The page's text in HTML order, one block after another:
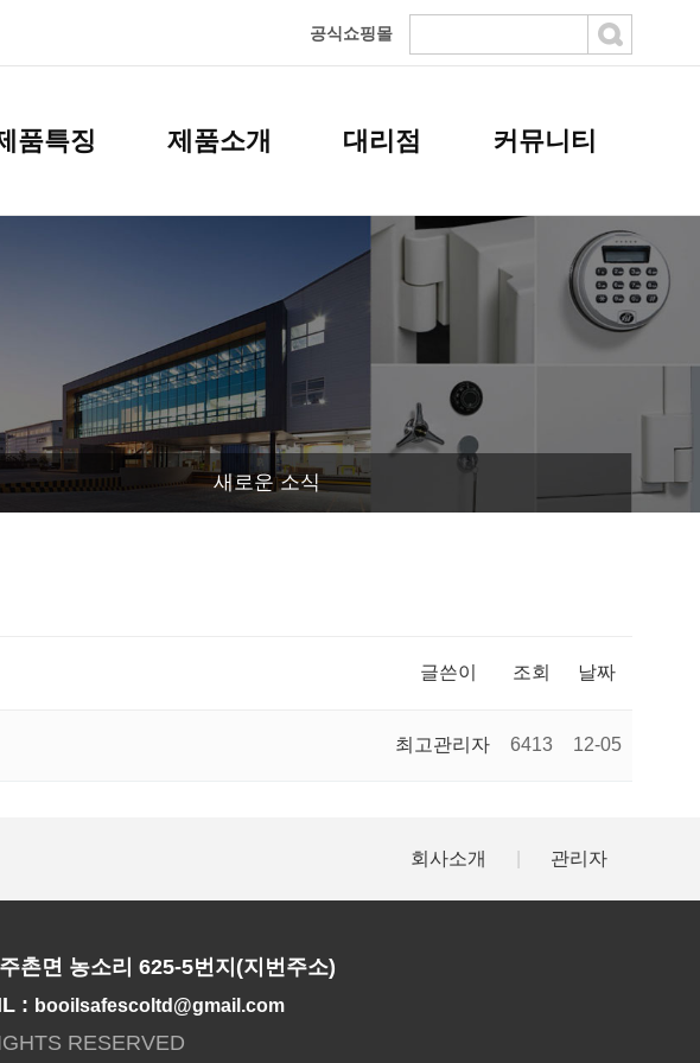
공식쇼핑몰
품특징 제품소개 대리점 커뮤니티
새로운 소식
글쓴이 조회 날짜
최고관리자 6413 12-05
회사소개 관리자
촌면 농소리 625-5번지(지번주소)
: booilsafescoltd@gmail.com
RESERVED